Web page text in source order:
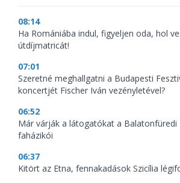
08:14
Ha Romániába indul, figyeljen oda, hol
útdíjmatricát!
07:01
Szeretné meghallgatni a Budapesti
koncertjét Fischer Iván vezényletével?
06:52
Már várják a látogatókat a Balatonfüredi
faházikói
06:37
Kitört az Etna, fennakadások Szicília